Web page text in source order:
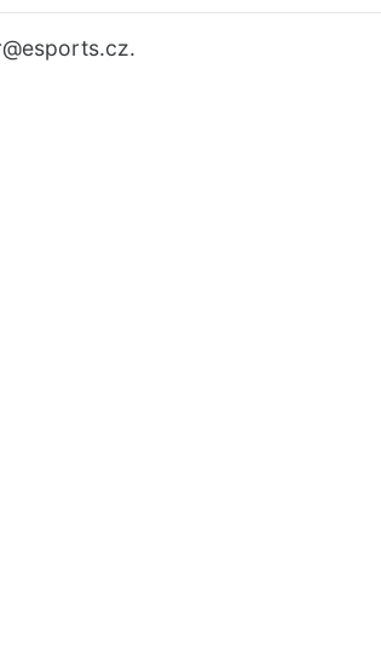
@esports.cz.